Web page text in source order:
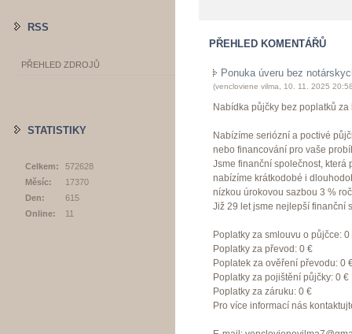
PŘEHLED KOMENTÁŘŮ
Ponuka úveru bez
(vencloviene vilma 10. 11. 2025
Nabídka půjčky bez poplatků
Nabízíme seriózní a poctivé
nebo financování pro vaše
Jsme finanční společnost, která
nabízíme krátkodobé i
nízkou úrokovou sazbou 3 %
Již 29 let jsme nejlepší finanční
Poplatky za smlouvu o půjčce: 0
Poplatky za převod: 0 €
Poplatek za ověření převodu: 0
Poplatky za pojištění půjčky: 0 €
Poplatky za záruku: 0 €
Pro více informací nás
RSS
PŘEHLED ZDROJŮ
STATISTIKY
Online: 11
Celkem:
572628
Měsíc:
17370
Den:
615